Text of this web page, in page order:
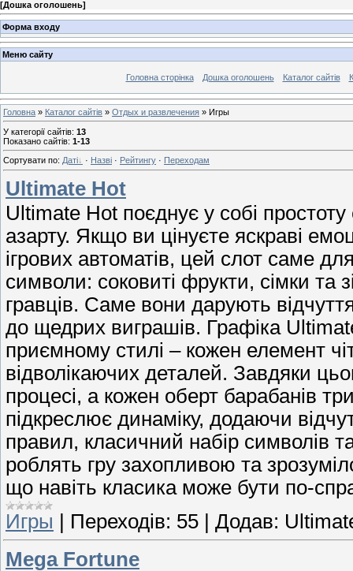
[Дошка оголошень]
Форма входу
Меню сайту
Головна сторінка Дошка оголошень Каталог сайтів
Головна » Каталог сайтів » Отдых и развлечения » Игры
У категорії сайтів: 13
Показано сайтів: 1-13
Сортувати по: Даті · Назві · Рейтингу · Переходам
Ultimate Hot
Ultimate Hot поєднує у собі
азарту. Якщо ви цінуєте яскраві
ігрових автоматів, цей слот саме
символи: соковиті фрукти, сімки та
гравців. Саме вони дарують
до щедрих виграшів. Графіка
приємному стилі – кожен елемент
відволікаючих деталей. Завдяки
процесі, а кожен оберт барабанів
підкреслює динаміку, додаючи
правил, класичний набір символів
роблять гру захопливою та
що навіть класика може бути по-
Игры
Переходів: 55 Додав:
Mega Fortune